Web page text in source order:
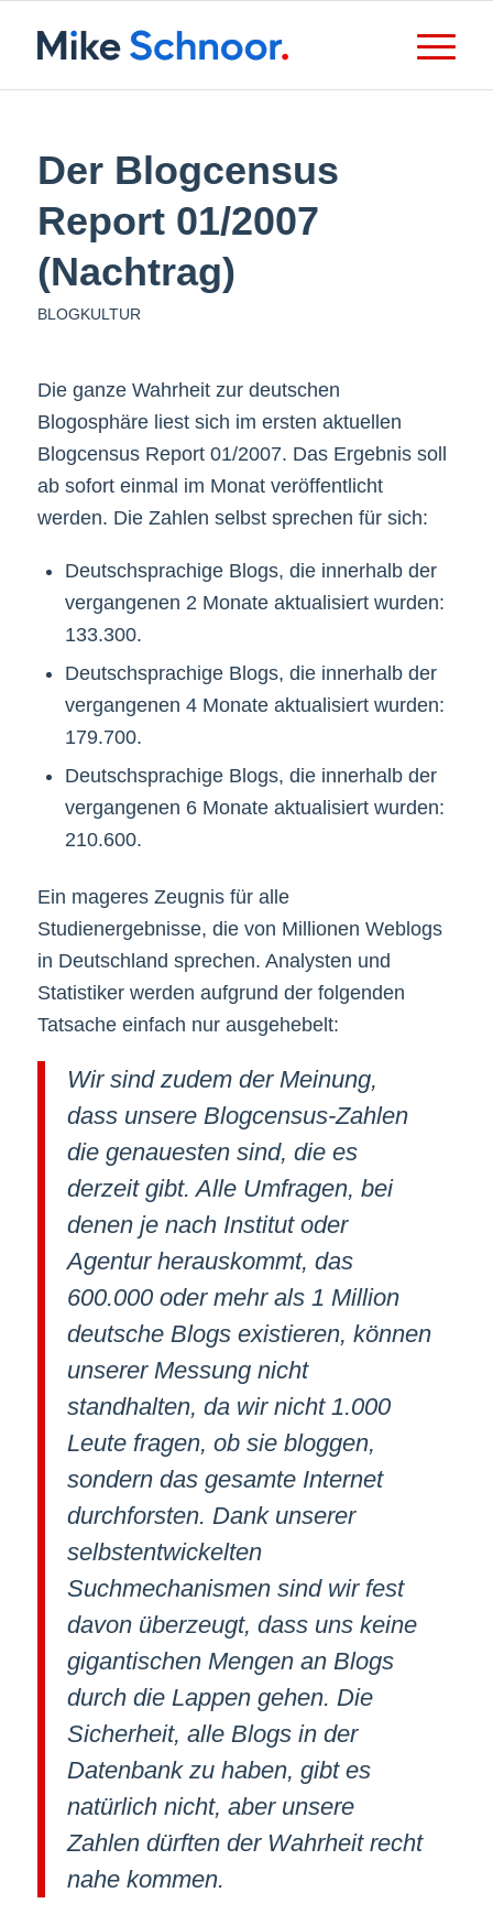
Der Blogcensus
Report 01/2007
(Nachtrag)
BLOGKULTUR
Die ganze Wahrheit zur deutschen
Blogosphäre liest sich im ersten aktuellen
Blogcensus Report 01/2007. Das Ergebnis soll
ab sofort einmal im Monat veröffentlicht
werden. Die Zahlen selbst sprechen für sich:
Deutschsprachige Blogs, die innerhalb der
vergangenen 2 Monate aktualisiert wurden:
133.300.
Deutschsprachige Blogs, die innerhalb der
vergangenen 4 Monate aktualisiert wurden:
179.700.
Deutschsprachige Blogs, die innerhalb der
vergangenen 6 Monate aktualisiert wurden:
210.600.
Ein mageres Zeugnis für alle
Studienergebnisse, die von Millionen Weblogs
in Deutschland sprechen. Analysten und
Statistiker werden aufgrund der folgenden
Tatsache einfach nur ausgehebelt:
Wir sind zudem der Meinung,
dass unsere Blogcensus-Zahlen
die genauesten sind, die es
derzeit gibt. Alle Umfragen, bei
denen je nach Institut oder
Agentur herauskommt, das
600.000 oder mehr als 1 Million
deutsche Blogs existieren, können
unserer Messung nicht
standhalten, da wir nicht 1.000
Leute fragen, ob sie bloggen,
sondern das gesamte Internet
durchforsten. Dank unserer
selbstentwickelten
Suchmechanismen sind wir fest
davon überzeugt, dass uns keine
gigantischen Mengen an Blogs
durch die Lappen gehen. Die
Sicherheit, alle Blogs in der
Datenbank zu haben, gibt es
natürlich nicht, aber unsere
Zahlen dürften der Wahrheit recht
nahe kommen.